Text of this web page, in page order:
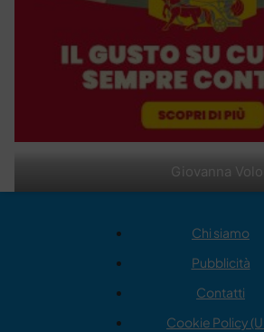
Giovanna Volo
Chi siamo
Pubblicità
Contatti
Cookie Policy